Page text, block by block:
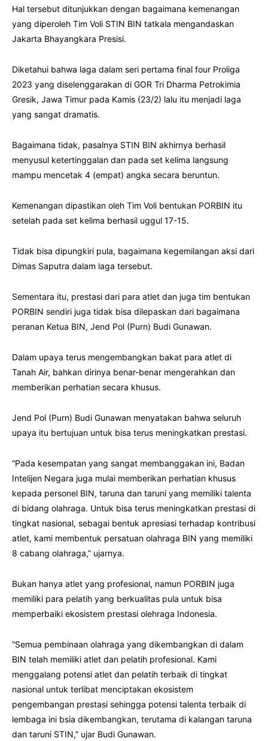
Hal tersebut ditunjukkan dengan bagaimana kemenangan
yang diperoleh Tim Voli STIN BIN tatkala mengandaskan
Jakarta Bhayangkara Presisi.
Diketahui bahwa laga dalam seri pertama final four Proliga
2023 yang diselenggarakan di GOR Tri Dharma Petrokimia
Gresik, Jawa Timur pada Kamis (23/2) lalu itu menjadi laga
yang sangat dramatis.
Bagaimana tidak, pasalnya STIN BIN akhirnya berhasil
menyusul ketertinggalan dan pada set kelima langsung
mampu mencetak 4 (empat) angka secara beruntun.
Kemenangan dipastikan oleh Tim Voli bentukan PORBIN itu
setelah pada set kelima berhasil uggul 17-15.
Tidak bisa dipungkiri pula, bagaimana kegemilangan aksi dari
Dimas Saputra dalam laga tersebut.
Sementara itu, prestasi dari para atlet dan juga tim bentukan
PORBIN sendiri juga tidak bisa dilepaskan dari bagaimana
peranan Ketua BIN, Jend Pol (Purn) Budi Gunawan.
Dalam upaya terus mengembangkan bakat para atlet di
Tanah Air, bahkan dirinya benar-benar mengerahkan dan
memberikan perhatian secara khusus.
Jend Pol (Purn) Budi Gunawan menyatakan bahwa seluruh
upaya itu bertujuan untuk bisa terus meningkatkan prestasi.
“Pada kesempatan yang sangat membanggakan ini, Badan
Intelijen Negara juga mulai memberikan perhatian khusus
kepada personel BIN, taruna dan taruni yang memiliki talenta
di bidang olahraga. Untuk bisa terus meningkatkan prestasi di
tingkat nasional, sebagai bentuk apresiasi terhadap kontribusi
atlet, kami membentuk persatuan olahraga BIN yang memiliki
8 cabang olahraga,” ujarnya.
Bukan hanya atlet yang profesional, namun PORBIN juga
memiliki para pelatih yang berkualitas pula untuk bisa
memperbaiki ekosistem prestasi olehraga Indonesia.
“Semua pembinaan olahraga yang dikembangkan di dalam
BIN telah memiliki atlet dan pelatih profesional. Kami
menggalang potensi atlet dan pelatih terbaik di tingkat
nasional untuk terlibat menciptakan ekosistem
pengembangan prestasi sehingga potensi talenta terbaik di
lembaga ini bsia dikembangkan, terutama di kalangan taruna
dan taruni STIN,” ujar Budi Gunawan.